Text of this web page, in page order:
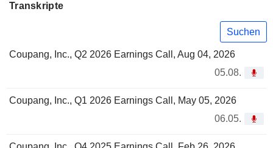
Transkripte
Suchen
Coupang, Inc., Q2 2026 Earnings Call, Aug 04, 2026
05.08.
Coupang, Inc., Q1 2026 Earnings Call, May 05, 2026
06.05.